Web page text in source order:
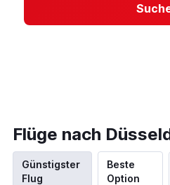
Flüge nach
Günstigster
Flug
Beste
Option